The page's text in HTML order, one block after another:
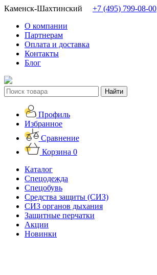
Каменск-Шахтинский
+7 (495) 799-08-00
О компании
Партнерам
Оплата и доставка
Контакты
Блог
Профиль
Избранное
Сравнение
Корзина 0
Каталог
Спецодежда
Спецобувь
Средства защиты (СИЗ)
СИЗ органов дыхания
Защитные перчатки
Акции
Новинки